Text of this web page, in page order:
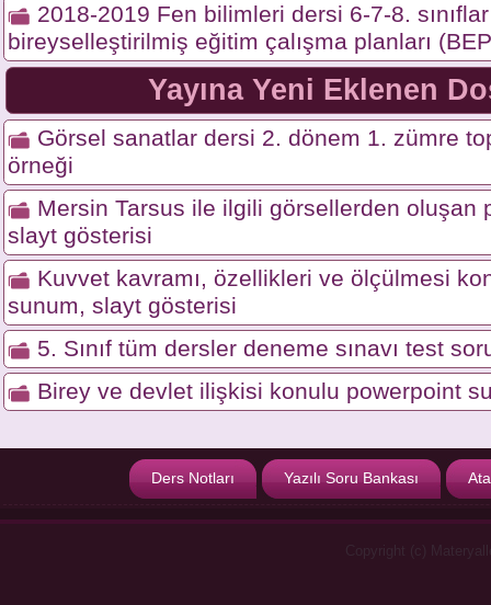
2018-2019 Fen bilimleri dersi 6-7-8. sınıflar
bireyselleştirilmiş eğitim çalışma planları
Yayına Yeni Eklenen
Görsel sanatlar dersi 2. dönem 1. zümre
örneği
Mersin Tarsus ile ilgili görsellerden oluşan
slayt gösterisi
Kuvvet kavramı, özellikleri ve ölçülmesi
sunum, slayt gösterisi
5. Sınıf tüm dersler deneme sınavı test
Birey ve devlet ilişkisi konulu powerpoint
Ders Notları Yazılı Soru Bankası